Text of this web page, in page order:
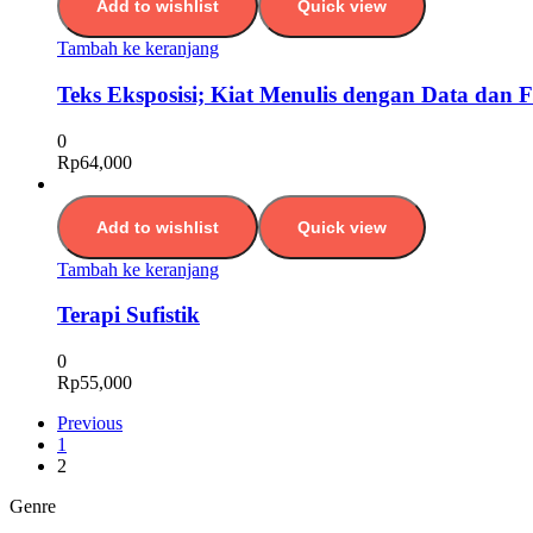
Add to wishlist Quick view
Tambah ke keranjang
Teks Eksposisi; Kiat Menulis dengan Data dan
0
Rp64,000
Add to wishlist Quick view
Tambah ke keranjang
Terapi Sufistik
0
Rp55,000
Previous
1
2
Genre